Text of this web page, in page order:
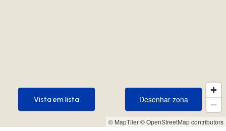
© MapTiler© OpenStreetMap contributors
Desenhar zona
Desenhar zona
Vista em lista
Vista em lista